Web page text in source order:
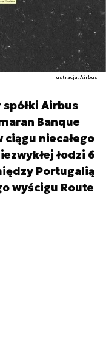
Ilustracja: Airbus
spółki Airbus
Banque
ciągu niecałego
łodzi 6
Portugalią
wyścigu Route